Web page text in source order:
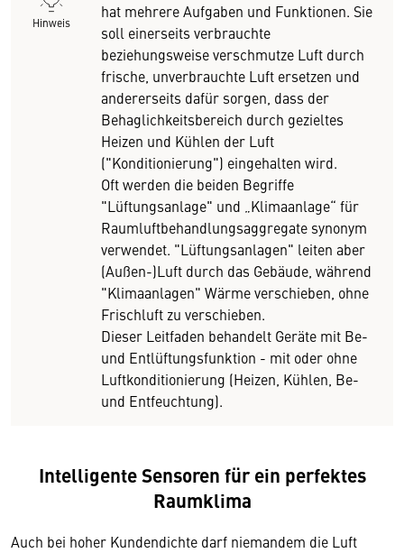
Hinweis
hat mehrere Aufgaben und Funktionen. Sie
soll einerseits verbrauchte
beziehungsweise verschmutze Luft durch
frische, unverbrauchte Luft ersetzen und
andererseits dafür sorgen, dass der
Behaglichkeitsbereich durch gezieltes
Heizen und Kühlen der Luft
("Konditionierung") eingehalten wird.
Oft werden die beiden Begriffe
"Lüftungsanlage" und „Klimaanlage“ für
Raumluftbehandlungsaggregate synonym
verwendet. "Lüftungsanlagen" leiten aber
(Außen-)Luft durch das Gebäude, während
"Klimaanlagen" Wärme verschieben, ohne
Frischluft zu verschieben.
Dieser Leitfaden behandelt Geräte mit Be-
und Entlüftungsfunktion - mit oder ohne
Luftkonditionierung (Heizen, Kühlen, Be-
und Entfeuchtung).
Intelligente Sensoren für ein perfektes
Raumklima
Auch bei hoher Kundendichte darf niemandem die Luft